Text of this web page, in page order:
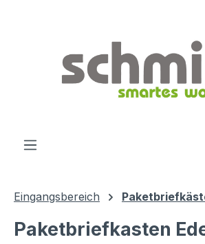
Eingangsbereich
Paketbriefkasten